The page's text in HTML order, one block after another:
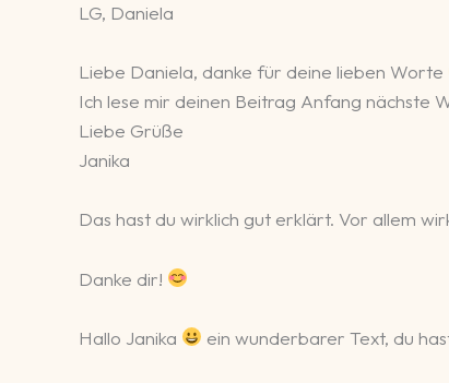
LG, Daniela
Liebe Daniela, danke für deine lieben Worte
Ich lese mir deinen Beitrag Anfang nächste
Liebe Grüße
Janika
Das hast du wirklich gut erklärt. Vor allem
Danke dir!
Hallo Janika ein wunderbarer Text, du